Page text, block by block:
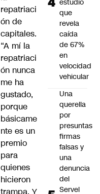
repatriaci
ón de
capitales.
“A mí la
repatriaci
ón nunca
me ha
gustado,
porque
básicame
nte es un
premio
para
quienes
hicieron
estudio
que
revela
caída
de 67%
en
velocidad
vehicular
Una
querella
por
presuntas
firmas
falsas y
una
denuncia
del
Servel